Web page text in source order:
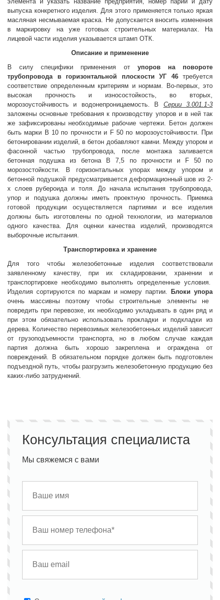
выпуска конкретного изделия. Для этого применяется только яркая
масляная несмываемая краска. Не допускается вносить изменения
в маркировку на уже готовых строительных материалах. На
лицевой части изделия указывается штамп ОТК.
Описание и применение
В силу специфики применения от упоров на повороте
трубопровода в горизонтальной плоскости УГ 46 требуется
соответствие определенным критериям и нормам. Во-первых, это
высокая прочность и износостойкость, во
вторых,
морозоустойчивость и водонепроницаемость. В Серии 3.001.1-3
заложены основные требования к производству упоров и в ней так
же зафиксированы необходимые рабочие чертежи. Бетон должен
быть марки B 10 по прочности и F 50 по морозоустойчивости. При
бетонировании изделий, в бетон добавляют камни. Между упором и
фасонной частью трубопровода, после монтажа заливается
бетонная подушка из бетона B 7,5 по прочности и F 50 по
морозостойкости. В горизонтальных упорах между упором и
бетонной подушкой предусматривается деформационный шов из 2-
х слоев рубероида и толя. До начала испытания трубопровода,
упор и подушка должны иметь проектную прочность. Приемка
готовой продукции осуществляется партиями и все изделия
должны быть изготовлены по одной технологии, из материалов
одного качества. Для оценки качества изделий, производятся
выборочные испытания.
Транспортировка и хранение
Для того чтобы железобетонные изделия соответствовали
заявленному качеству, при их складировании, хранении и
транспортировке необходимо выполнять определенные условия.
Изделия сортируются по маркам и номеру партии.
Блоки упора
очень массивны поэтому чтобы строительные элементы не
повредить при перевозке, их необходимо укладывать в один ряд и
при этом обязательно использовать прокладки и подкладки из
дерева. Количество перевозимых железобетонных изделий зависит
от грузоподъемности транспорта, но в любом случае каждая
партия должна быть хорошо закреплена и ограждена от
повреждений. В обязательном порядке должен быть подготовлен
подъездной путь, чтобы разгрузить железобетонную продукцию без
каких-либо затруднений.
Консультация специалиста
Мы свяжемся с вами